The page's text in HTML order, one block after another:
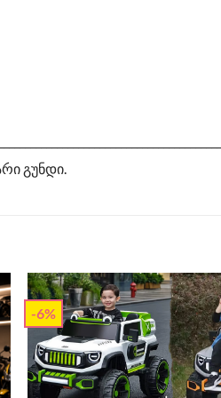
გუნდი.
-6%